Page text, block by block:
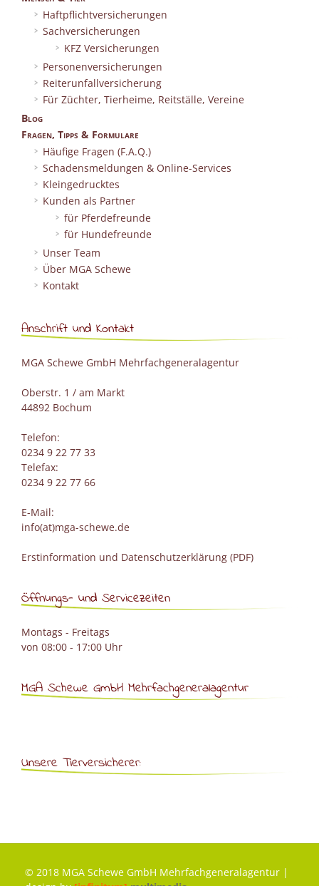
Haftpflichtversicherungen
Sachversicherungen
KFZ Versicherungen
Personenversicherungen
Reiterunfallversicherung
Für Züchter, Tierheime, Reitställe, Vereine
Blog
Fragen, Tipps & Formulare
Häufige Fragen (F.A.Q.)
Schadensmeldungen & Online-Services
Kleingedrucktes
Kunden als Partner
für Pferdefreunde
für Hundefreunde
Unser Team
Über MGA Schewe
Kontakt
Anschrift und Kontakt
MGA Schewe GmbH Mehrfachgeneralagentur
Oberstr. 1 / am Markt
44892 Bochum
Telefon:
0234 9 22 77 33
Telefax:
0234 9 22 77 66
E-Mail:
info(at)mga-schewe.de
Erstinformation und Datenschutzerklärung (PDF)
Öffnungs- und Servicezeiten
Montags - Freitags
von 08:00 - 17:00 Uhr
MGA Schewe GmbH Mehrfachgeneralagentur
Unsere Tierversicherer:
© 2018 MGA Schewe GmbH Mehrfachgeneralagentur |